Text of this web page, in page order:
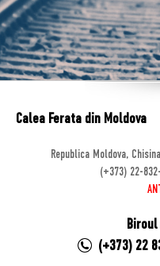
Calea Ferata din Moldova
Republica Moldova,
(+373) 22-
(+373) 22